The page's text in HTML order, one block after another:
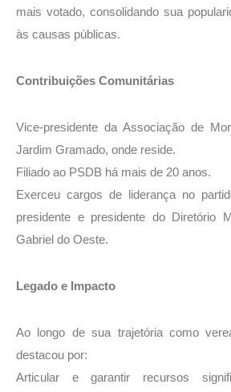
mais votado, consolidando sua
às causas públicas.
Contribuições Comunitárias
Vice-presidente da Associação de
Jardim Gramado, onde reside.
Filiado ao PSDB há mais de 20 anos.
Exerceu cargos de liderança no
presidente e presidente do Diretório
Gabriel do Oeste.
Legado e Impacto
Ao longo de sua trajetória como
destacou por:
Articular e garantir recursos